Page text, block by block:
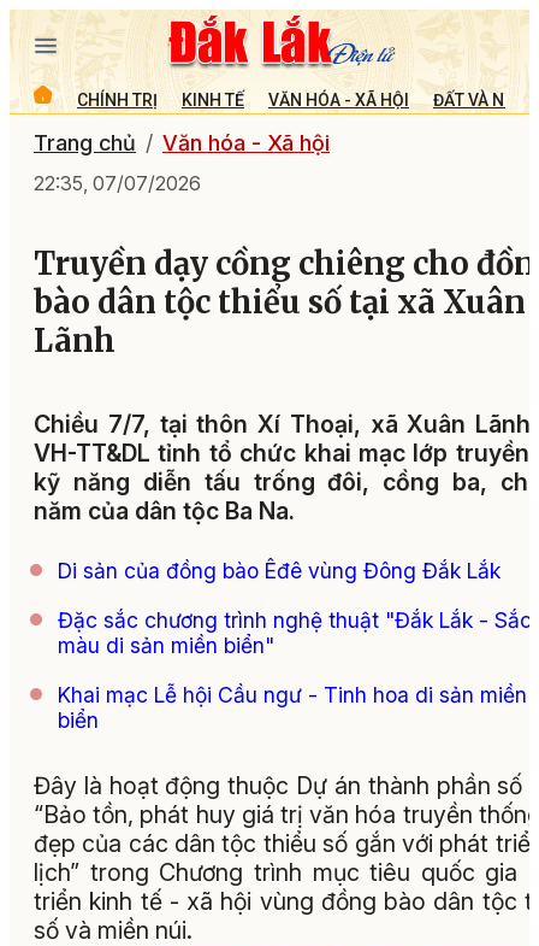
CHÍNH TRỊ KINH TẾ VĂN HÓA - XÃ HỘI ĐẤT VÀ
Trang chủ Văn hóa - Xã hội
22:35, 07/07/2026
Truyền dạy cồng chiêng cho
bào dân tộc thiểu số tại xã Xuân
Lãnh
Chiều 7/7, tại thôn Xí Thoại, xã Xuân
VH-TT&DL tỉnh tổ chức khai mạc lớp truyền
kỹ năng diễn tấu trống đôi, cồng ba,
năm của dân tộc Ba Na.
Di sản của đồng bào Êđê vùng Đông Đắk Lắk
Đặc sắc chương trình nghệ thuật "Đắk Lắk - Sắc
màu di sản miền biển"
Khai mạc Lễ hội Cầu ngư - Tinh hoa di sản miền
biển
Đây là hoạt động thuộc Dự án thành phần số
“Bảo tồn, phát huy giá trị văn hóa truyền
đẹp của các dân tộc thiểu số gắn với phát
lịch” trong Chương trình mục tiêu quốc gia
triển kinh tế - xã hội vùng đồng bào dân tộc
số và miền núi.